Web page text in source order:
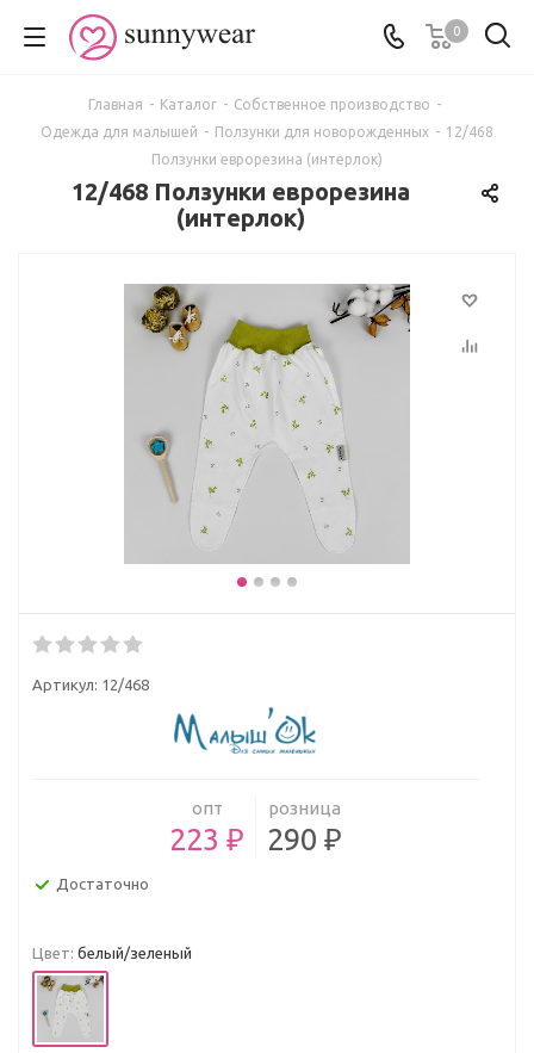
0
Главная - Каталог - Собственное производство -
Одежда для малышей - Ползунки для новорожденных - 12/468
Ползунки еврорезина (интерлок)
12/468 Ползунки еврорезина
(интерлок)
Артикул: 12/468
опт
223 ₽
розница
290 ₽
Достаточно
Цвет: белый/зеленый